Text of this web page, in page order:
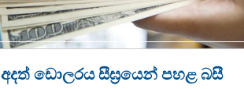
අදත් ඩොලරය සීඝ්‍රයෙන් පහළ බසී